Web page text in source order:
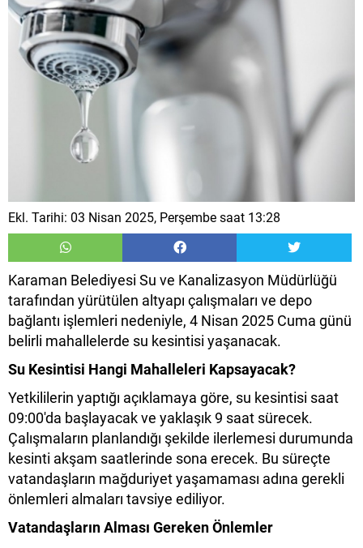
Ekl. Tarihi: 03 Nisan 2025, Perşembe saat 13:28
Karaman Belediyesi Su ve Kanalizasyon Müdürlüğü
tarafından yürütülen altyapı çalışmaları ve depo
bağlantı işlemleri nedeniyle, 4 Nisan 2025 Cuma günü
belirli mahallelerde su kesintisi yaşanacak.
Su Kesintisi Hangi Mahalleleri Kapsayacak?
Yetkililerin yaptığı açıklamaya göre, su kesintisi saat
09:00'da başlayacak ve yaklaşık 9 saat sürecek.
Çalışmaların planlandığı şekilde ilerlemesi durumunda
kesinti akşam saatlerinde sona erecek. Bu süreçte
vatandaşların mağduriyet yaşamaması adına gerekli
önlemleri almaları tavsiye ediliyor.
Vatandaşların Alması Gereken Önlemler